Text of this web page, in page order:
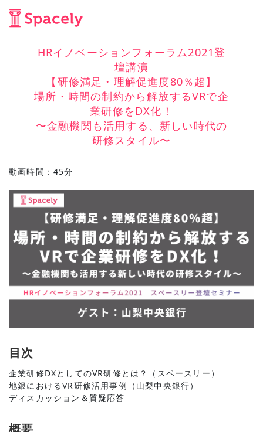
HRイノベーションフォーラム2021登
壇講演
【研修満足・理解促進度80％超】
場所・時間の制約から解放するVRで企
業研修をDX化！
〜金融機関も活用する、新しい時代の
研修スタイル〜
動画時間：45分
目次
企業研修DXとしてのVR研修とは？（スペースリー）
地銀におけるVR研修活用事例（山梨中央銀行）
ディスカッション＆質疑応答